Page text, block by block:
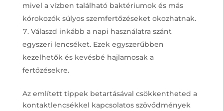
mivel a vízben található baktériumok és más
kórokozók súlyos szemfertőzéseket okozhatnak.
Válaszd inkább a napi használatra szánt
egyszeri lencséket. Ezek egyszerűbben
kezelhetők és kevésbé hajlamosak a
fertőzésekre.
Az említett tippek betartásával csökkentheted a
kontaktlencsékkel kapcsolatos szövődmények